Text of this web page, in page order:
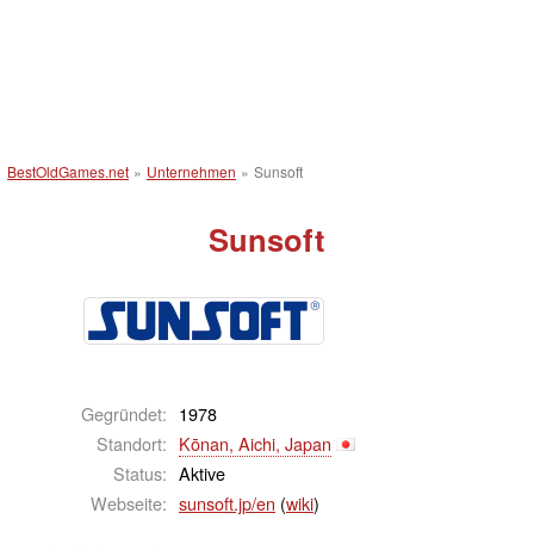
BestOldGames.net » Unternehmen » Sunsoft
Sunsoft
Gegründet: 1978
Standort: Kōnan, Aichi, Japan
Status: Aktive
Webseite: sunsoft.jp/en (wiki)